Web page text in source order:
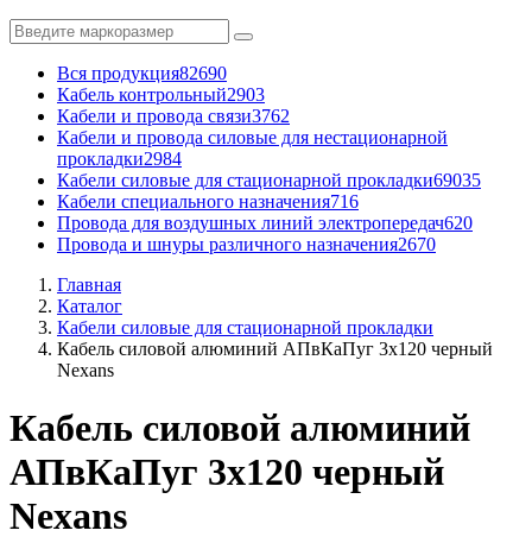
Вся продукция82690
Кабель контрольный2903
Кабели и провода связи3762
Кабели и провода силовые для нестационарной
прокладки2984
Кабели силовые для стационарной прокладки69035
Кабели специального назначения716
Провода для воздушных линий электропередач620
Провода и шнуры различного назначения2670
Главная
Каталог
Кабели силовые для стационарной прокладки
Кабель силовой алюминий АПвКаПуг 3x120 черный
Nexans
Кабель силовой алюминий
АПвКаПуг 3x120 черный
Nexans